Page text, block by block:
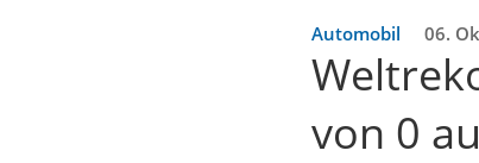
Automobil 06.
von 0